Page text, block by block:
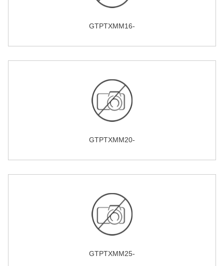
GTPTXMM16-
GTPTXMM20-
GTPTXMM25-